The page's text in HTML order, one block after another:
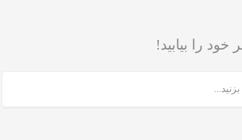
خود را بیابید!